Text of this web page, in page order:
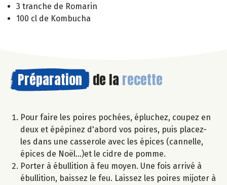
3 tranche de Romarin
100 cl de Kombucha
Préparation de la recette
Pour faire les poires pochées, épluchez, coupez en
deux et épépinez d'abord vos poires, puis placez-
les dans une casserole avec les épices (cannelle,
épices de Noël...)et le cidre de pomme.
Porter à ébullition à feu moyen. Une fois arrivé à
ébullition, baissez le feu. Laissez les poires mijoter à